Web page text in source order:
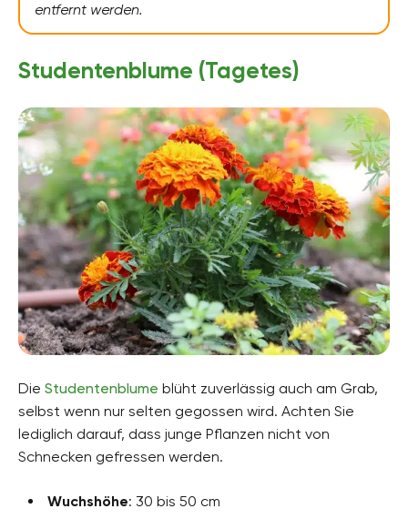
entfernt werden.
Studentenblume (Tagetes)
Die Studentenblume blüht zuverlässig auch am Grab,
selbst wenn nur selten gegossen wird. Achten Sie
lediglich darauf, dass junge Pflanzen nicht von
Schnecken gefressen werden.
Wuchshöhe: 30 bis 50 cm